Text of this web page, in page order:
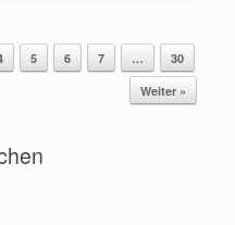
5 6 7 …
30
Weiter »